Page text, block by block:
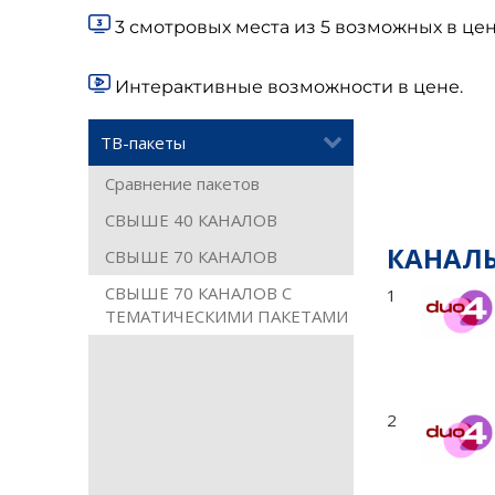
3 смотровых места из 5 возможных в
Интерактивные возможности в цене.